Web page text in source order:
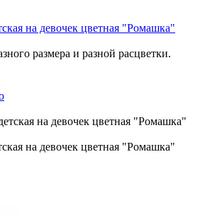
на девочек цветная "Ромашка"
размера и разной расцветки.
на девочек цветная "Ромашка"